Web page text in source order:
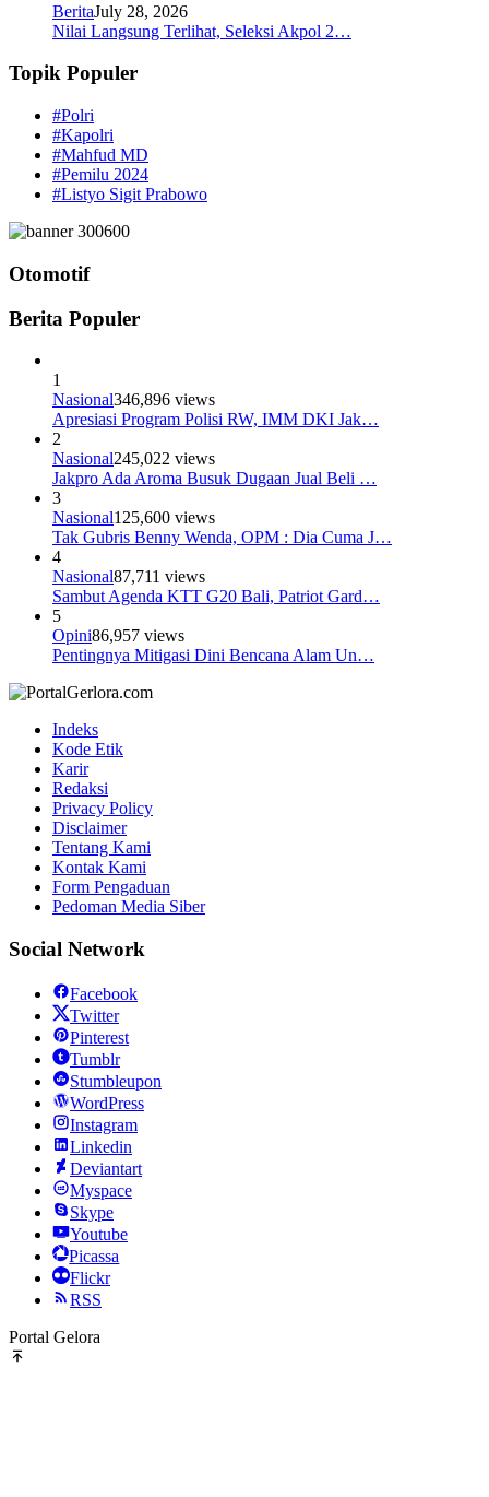
BeritaJuly 28, 2026
Nilai Langsung Terlihat, Seleksi Akpol 2…
Topik Populer
#Polri
#Kapolri
#Mahfud MD
#Pemilu 2024
#Listyo Sigit Prabowo
Otomotif
Berita Populer
1
Nasional346,896 views
Apresiasi Program Polisi RW, IMM DKI Jak…
2
Nasional245,022 views
Jakpro Ada Aroma Busuk Dugaan Jual Beli …
3
Nasional125,600 views
Tak Gubris Benny Wenda, OPM : Dia Cuma J…
4
Nasional87,711 views
Sambut Agenda KTT G20 Bali, Patriot Gard…
5
Opini86,957 views
Pentingnya Mitigasi Dini Bencana Alam Un…
Indeks
Kode Etik
Karir
Redaksi
Privacy Policy
Disclaimer
Tentang Kami
Kontak Kami
Form Pengaduan
Pedoman Media Siber
Social Network
Facebook
Twitter
Pinterest
Tumblr
Stumbleupon
WordPress
Instagram
Linkedin
Deviantart
Myspace
Skype
Youtube
Picassa
Flickr
RSS
Portal Gelora